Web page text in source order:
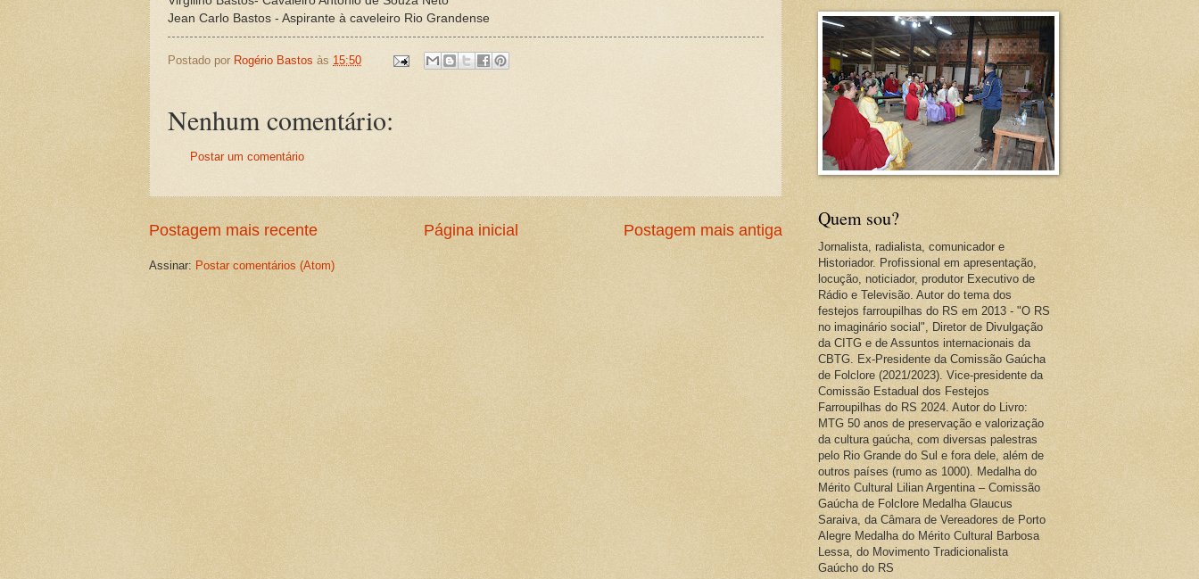
Jean Carlo Bastos - Aspirante à caveleiro Rio Grandense
Postado por Rogério Bastos às 15:50
Nenhum comentário:
Postar um comentário
Postagem mais recente Postagem mais antiga
Página inicial
Assinar: Postar comentários (Atom)
Quem sou?
Jornalista, radialista, comunicador e
Historiador. Profissional em apresentação,
locução, noticiador, produtor Executivo de
Rádio e Televisão. Autor do tema dos
festejos farroupilhas do RS em 2013 - "O RS
no imaginário social", Diretor de Divulgação
da CITG e de Assuntos internacionais da
CBTG. Ex-Presidente da Comissão Gaúcha
de Folclore (2021/2023). Vice-presidente da
Comissão Estadual dos Festejos
Farroupilhas do RS 2024. Autor do Livro:
MTG 50 anos de preservação e valorização
da cultura gaúcha, com diversas palestras
pelo Rio Grande do Sul e fora dele, além de
outros países (rumo as 1000). Medalha do
Mérito Cultural Lilian Argentina – Comissão
Gaúcha de Folclore Medalha Glaucus
Saraiva, da Câmara de Vereadores de Porto
Alegre Medalha do Mérito Cultural Barbosa
Lessa, do Movimento Tradicionalista
Gaúcho do RS